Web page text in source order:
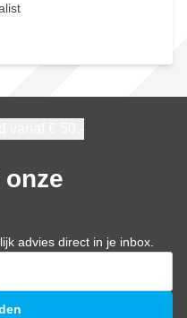
advies direct in je inbox.